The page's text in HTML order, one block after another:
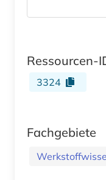
Ressourcen-
3324
Fachgebiete